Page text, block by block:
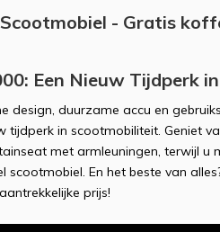
- Gratis
Een Nieuw Tijdperk
design, duurzame accu en
tijdperk in scootmobiliteit. Geniet
met armleuningen, terwijl u
scootmobiel. En het beste van
prijs!